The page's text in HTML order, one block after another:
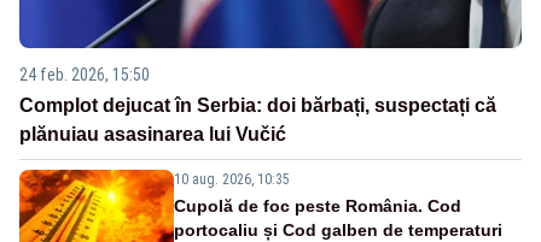
24 feb. 2026, 15:50
Complot dejucat în Serbia: doi bărbați, suspectați că
plănuiau asasinarea lui Vučić
10 aug. 2026, 10:35
Cupolă de foc peste România. Cod
portocaliu și Cod galben de temperaturi